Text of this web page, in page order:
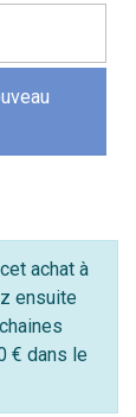
achat à
ensuite
€ dans le